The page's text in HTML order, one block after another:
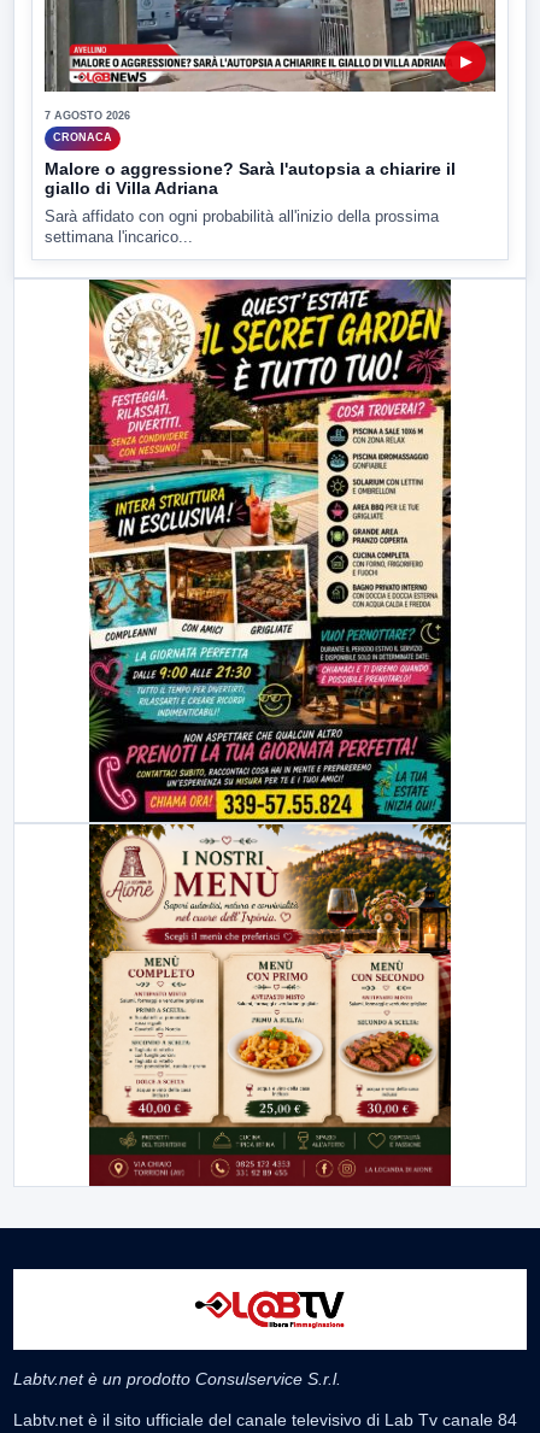
▶
7 AGOSTO 2026
CRONACA
Malore o aggressione? Sarà l'autopsia a chiarire il
giallo di Villa Adriana
Sarà affidato con ogni probabilità all'inizio della prossima
settimana l'incarico...
Labtv.net è un prodotto Consulservice S.r.l.
Labtv.net è il sito ufficiale del canale televisivo di Lab Tv canale 84